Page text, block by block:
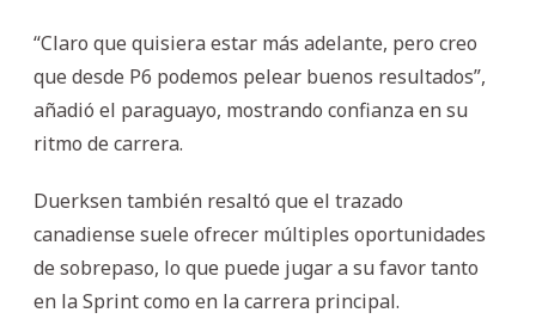
“Claro que quisiera estar más adelante, pero creo
que desde P6 podemos pelear buenos resultados”,
añadió el paraguayo, mostrando confianza en su
ritmo de carrera.
Duerksen también resaltó que el trazado
canadiense suele ofrecer múltiples oportunidades
de sobrepaso, lo que puede jugar a su favor tanto
en la Sprint como en la carrera principal.